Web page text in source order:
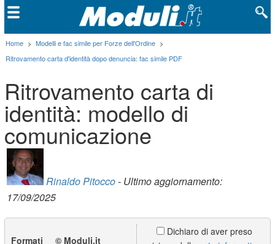
Home > Modelli e fac simile per Forze dell'Ordine >
Ritrovamento carta d'identità dopo denuncia: fac simile PDF
Ritrovamento carta di
identità: modello di
comunicazione
Rinaldo Pitocco- Ultimo aggiornamento:
17/09/2025
Formati © Moduli.it
Dichiaro di aver preso